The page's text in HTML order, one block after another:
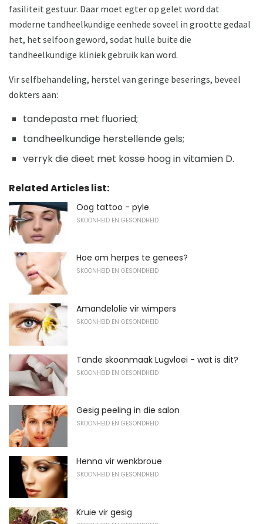
fasiliteit gestuur. Daar moet egter op gelet word dat
moderne tandheelkundige eenhede soveel in grootte gedaal
het, het selfoon geword, sodat hulle buite die
tandheelkundige kliniek gebruik kan word.
Vir selfbehandeling, herstel van geringe beserings, beveel
dokters aan:
tandepasta met fluoried;
tandheelkundige herstellende gels;
verryk die dieet met kosse hoog in vitamien D.
Related Articles list:
Oog tattoo - pyle
SKOONHEID EN GESONDHEID
Hoe om herpes te genees?
SKOONHEID EN GESONDHEID
Amandelolie vir wimpers
SKOONHEID EN GESONDHEID
Tande skoonmaak Lugvloei - wat is dit?
SKOONHEID EN GESONDHEID
Gesig peeling in die salon
SKOONHEID EN GESONDHEID
Henna vir wenkbroue
SKOONHEID EN GESONDHEID
Kruie vir gesig